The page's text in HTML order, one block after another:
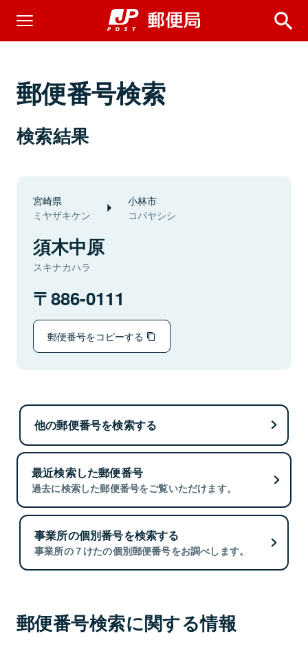
郵便番号検索
検索結果
宮崎県
ミヤザキケン
小林市
コバヤシシ
須木中原
スキナカハラ
886-0111
郵便番号をコピーする
他の郵便番号を検索する
最近検索した郵便番号
過去に検索した郵便番号をご覧いただけます。
事業所の個別番号を検索する
事業所の７けたの個別郵便番号をお調べします。
郵便番号検索に関する情報